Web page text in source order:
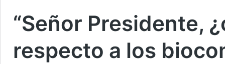
“Señor Presidente,
respecto a los